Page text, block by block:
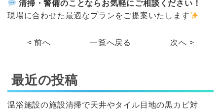
清掃・警備のことならお気軽にご相談ください！
現場に合わせた最適なプランをご提案いたします
< 前へ 一覧へ戻る 次へ >
最近の投稿
温浴施設の施設清掃で天井やタイル目地の黒カビ対